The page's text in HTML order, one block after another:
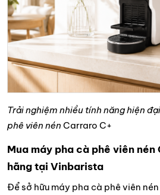
Trải nghiệm nhiều tính năng hiện
phê viên nén Carraro C+
Mua máy pha cà phê viên
hãng tại Vinbarista
Để sở hữu máy pha cà phê viên